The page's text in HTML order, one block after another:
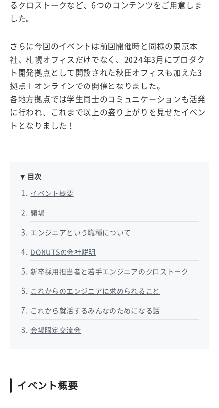
るクロストークなど、6つのコンテンツをご用意しま
した。
さらに今回のイベントは前回開催時と同様の東京本
社、札幌オフィスだけでなく、2024年3月にプロダク
ト開発拠点として開設された秋田オフィスも加えた3
拠点＋オンラインでの開催となりました。
各地方拠点では学生同士のコミュニケーションも活発
に行われ、これまで以上の盛り上がりを見せたイベン
トとなりました！
目次
イベント概要
開場
エンジニアという職種について
DONUTSの会社説明
新卒採用担当者と若手エンジニアのクロストーク
これからのエンジニアに求められること
これから就活するみんなのためになる話
会場限定交流会
イベント概要